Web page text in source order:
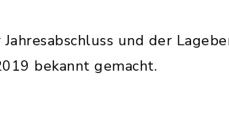
und der
bekannt gemacht.